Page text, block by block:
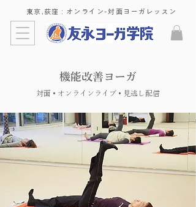
東京,荻窪 : ​オンライン-対面ヨーガレッスン
機能改善ヨーガ
対面 • オンラインライブ • 見逃し配信